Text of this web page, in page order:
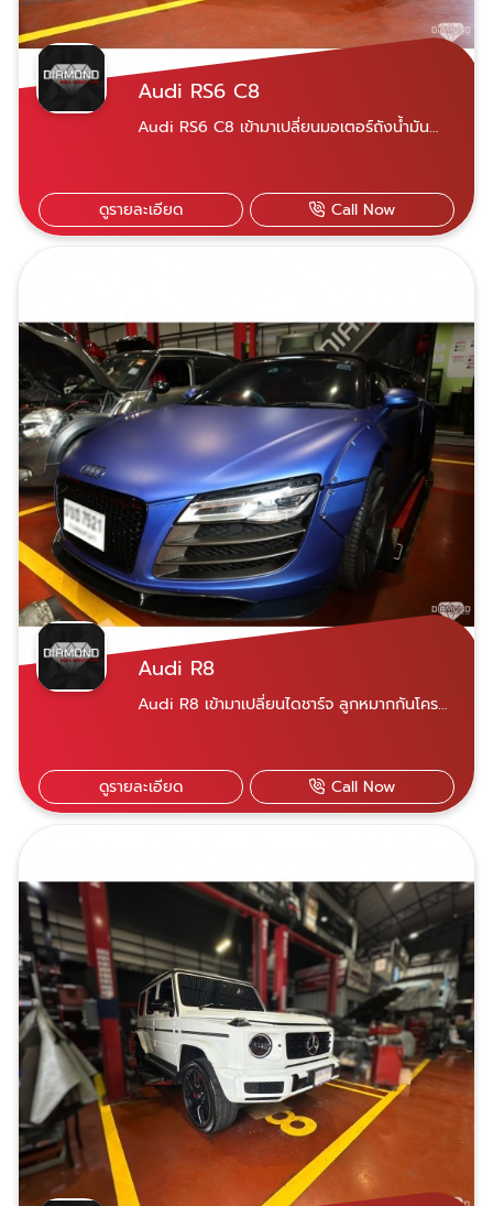
Audi RS6 C8
Audi RS6 C8 เข้ามาเปลี่ยนมอเตอร์ถังน้ำมัน
มาตรฐาน ด้วยประสบการณ์กว่า 20 ปี มีอุปกรณ์
ซ่อมครบวงจร เครื่องมือซ่อมที่ได้มาตรฐาน มี
เครื่องคอมพิวเตอร์ตรวจเช็คเฉพาะรุ่น บริการ
อุปกรณ์ครบวงจร เครื่องมือที่ได้มาตรฐาน บริการ
อะไหล่แท้ และรับประกันการซ่อมหลังเข้ารับบริการ
เข้ารับบริการได้สองสาขา ใกล้ที่ไหนไปที่นั่น เปิด
บริการจันทร์-เสาร์ 07.30-18.30 น. สาขาพระราม
9 เลขที่ 21 ซอยศูนย์วิจัย 14 แขวงบางกะปิ เขต
ห้วยขวาง กรุงเทพฯ 10310 Diamond Auto
Service Car สาขาพระราม 9 สาขานวมินทร์ เลข
ที่ 69/585 หมู่ 10 ซอยนวมินทร์ 153 แขวง
คลองกุ่ม เขตบึงกุ่ม กรุงเทพฯ 10230 ​
Diamond Auto Service Car สาขานวมินทร์
081-928-0944 คุณชัชชัย 081-618-
5525 คุณอมฤทธิ์ ​081-822-3536 คุณพรทวี
สามารถแอดไลน์ผ่านเบอร์โทรทั้ง 3 ได้เลย
ดูรายละเอียด Call Now
Audi R8
Audi R8 เข้ามาเปลี่ยนไดชาร์จ ลูกหมากกันโครง
จันทร์-เสาร์ 07.30-18.30 น. สาขาพระราม 9 เลข
ที่ 21 ซอยศูนย์วิจัย 14 แขวงบางกะปิ เขต
ห้วยขวาง กรุงเทพฯ 10310 Diamond Auto
คลองกุ่ม เขตบึงกุ่ม กรุงเทพฯ 10230 ​
Diamond Auto Service Car สาขานวมินทร์
081-928-0944 คุณชัชชัย 081-618-
5525 คุณอมฤทธิ์ ​081-822-3536 คุณพรทวี
สามารถแอดไลน์ผ่านเบอร์โทรทั้ง 3 ได้เลย
ดูรายละเอียด Call Now